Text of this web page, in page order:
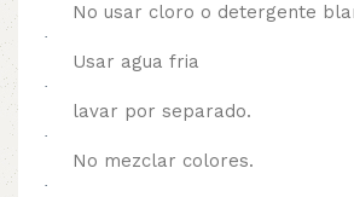
No usar cloro o detergente
·
Usar agua fria
·
lavar por separado.
·
No mezclar colores.
·